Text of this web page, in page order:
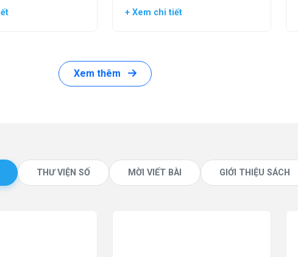
ỐNG
TỐI ƯU HÓA TỶ LỆ THÀNH
+ Xem chi tiết
Xem thêm
THƯ VIỆN SỐ MỜI VIẾT BÀI GIỚI THIỆU SÁCH